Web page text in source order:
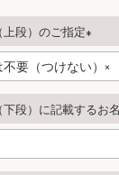
上段）のご指定
(
必
須
)
下段）に記載するお